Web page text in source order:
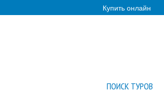
Купить онлайн
ПОИСК ТУРОВ